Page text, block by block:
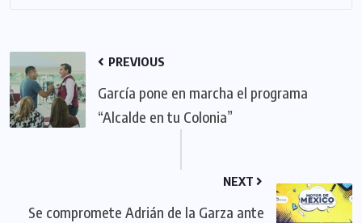
PREVIOUS
García pone en marcha el programa
“Alcalde en tu Colonia”
NEXT
Se compromete Adrián de la Garza ante